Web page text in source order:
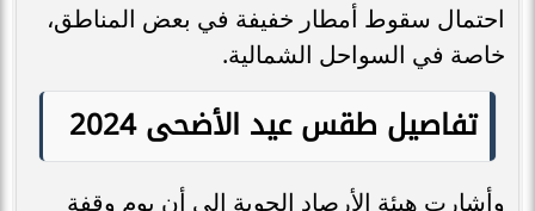
احتمال سقوط أمطار خفيفة في بعض المناطق،
خاصة في السواحل الشمالية.
تفاصيل طقس عيد الأضحى 2024
وأشارت هيئة الأرصاد الجوية إلى أن يوم وقفة